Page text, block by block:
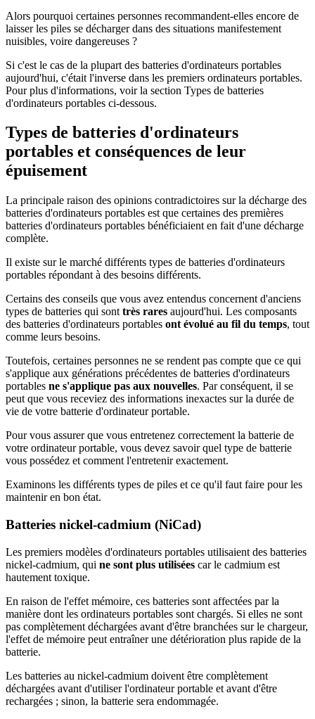
Alors pourquoi certaines personnes recommandent-elles encore de
laisser les piles se décharger dans des situations manifestement
nuisibles, voire dangereuses ?
Si c'est le cas de la plupart des batteries d'ordinateurs portables
aujourd'hui, c'était l'inverse dans les premiers ordinateurs portables.
Pour plus d'informations, voir la section Types de batteries
d'ordinateurs portables ci-dessous.
Types de batteries d'ordinateurs
portables et conséquences de leur
épuisement
La principale raison des opinions contradictoires sur la décharge des
batteries d'ordinateurs portables est que certaines des premières
batteries d'ordinateurs portables bénéficiaient en fait d'une décharge
complète.
Il existe sur le marché différents types de batteries d'ordinateurs
portables répondant à des besoins différents.
Certains des conseils que vous avez entendus concernent d'anciens
types de batteries qui sont très rares aujourd'hui. Les composants
des batteries d'ordinateurs portables ont évolué au fil du temps, tout
comme leurs besoins.
Toutefois, certaines personnes ne se rendent pas compte que ce qui
s'applique aux générations précédentes de batteries d'ordinateurs
portables ne s'applique pas aux nouvelles. Par conséquent, il se
peut que vous receviez des informations inexactes sur la durée de
vie de votre batterie d'ordinateur portable.
Pour vous assurer que vous entretenez correctement la batterie de
votre ordinateur portable, vous devez savoir quel type de batterie
vous possédez et comment l'entretenir exactement.
Examinons les différents types de piles et ce qu'il faut faire pour les
maintenir en bon état.
Batteries nickel-cadmium (NiCad)
Les premiers modèles d'ordinateurs portables utilisaient des batteries
nickel-cadmium, qui ne sont plus utilisées car le cadmium est
hautement toxique.
En raison de l'effet mémoire, ces batteries sont affectées par la
manière dont les ordinateurs portables sont chargés. Si elles ne sont
pas complètement déchargées avant d'être branchées sur le chargeur,
l'effet de mémoire peut entraîner une détérioration plus rapide de la
batterie.
Les batteries au nickel-cadmium doivent être complètement
déchargées avant d'utiliser l'ordinateur portable et avant d'être
rechargées ; sinon, la batterie sera endommagée.